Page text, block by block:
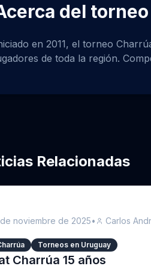
del torneo
en 2011, el torneo
de toda la región.
Relacionadas
de noviembre de 2025• Carlos
Torneos en Uruguay
Charrúa 15 años